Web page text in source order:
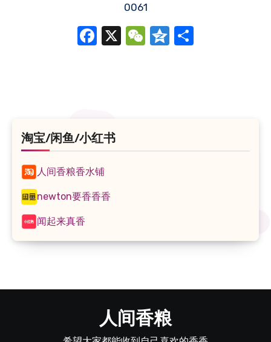
0061
Facebook
X WeChat
Qzone
淘宝/闲鱼/小红书
人间香粮香水铺
newton要香香香
闻起来真香
人间香粮